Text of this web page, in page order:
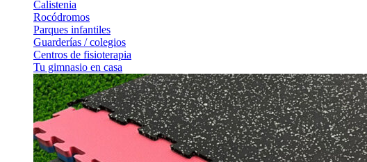
Calistenia
Rocódromos
Parques infantiles
Guarderías / colegios
Centros de fisioterapia
Tu gimnasio en casa